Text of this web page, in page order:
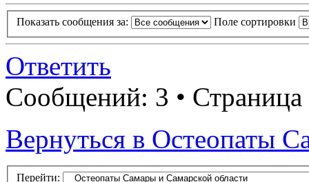
Показать сообщения за: Поле сортировки
Ответить
Сообщений: 3 • Страница
Вернуться в Остеопаты
Перейти: